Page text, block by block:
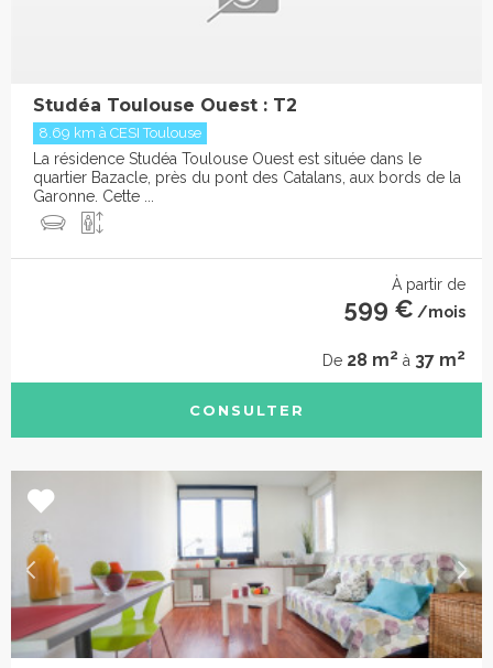
Studéa Toulouse Ouest : T2
8.69 km à CESI Toulouse
La résidence Studéa Toulouse Ouest est située dans le
quartier Bazacle, près du pont des Catalans, aux bords de la
Garonne. Cette ...
À partir de
599 € /mois
De 28 m2 à 37 m2
CONSULTER